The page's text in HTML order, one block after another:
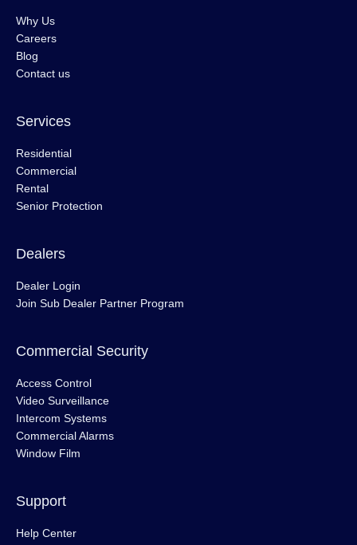
Why Us
Careers
Blog
Contact us
Services
Residential
Commercial
Rental
Senior Protection
Dealers
Dealer Login
Join Sub Dealer Partner Program
Commercial Security
Access Control
Video Surveillance
Intercom Systems
Commercial Alarms
Window Film
Support
Help Center